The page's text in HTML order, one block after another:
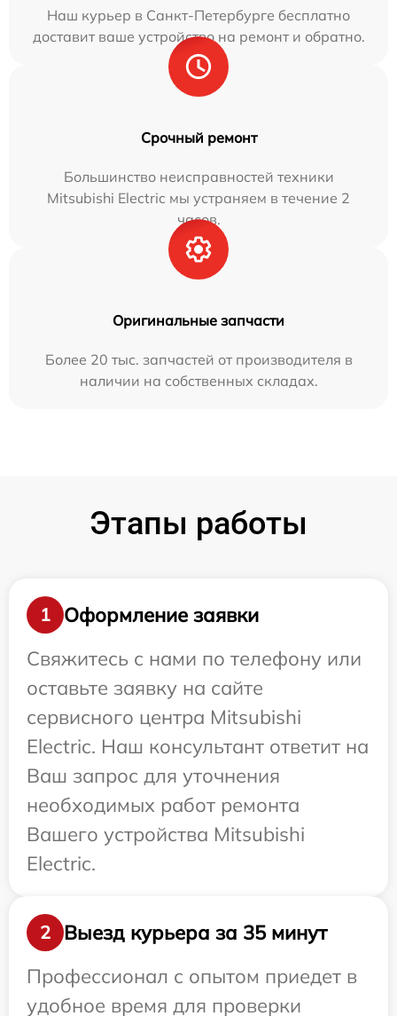
Наш курьер в Санкт-Петербурге бесплатно
доставит ваше устройство на ремонт и обратно.
Срочный ремонт
Большинство неисправностей техники
Mitsubishi Electric мы устраняем в течение 2
часов.
Оригинальные запчасти
Более 20 тыс. запчастей от производителя в
наличии на собственных складах.
Этапы работы
1
Оформление заявки
Свяжитесь с нами по телефону или
оставьте заявку на сайте
сервисного центра Mitsubishi
Electric. Наш консультант ответит на
Ваш запрос для уточнения
необходимых работ ремонта
Вашего устройства Mitsubishi
Electric.
2
Выезд курьера за 35 минут
Профессионал с опытом приедет в
удобное время для проверки